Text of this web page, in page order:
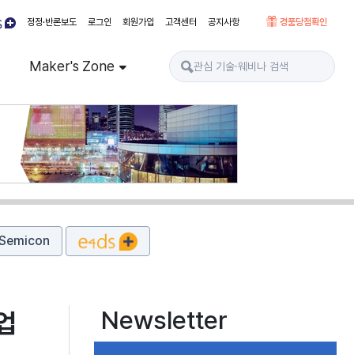
정정·반론보도 로그인 회원가입 고객센터 공지사항 경품당첨확인
Maker's Zone
Newsletter